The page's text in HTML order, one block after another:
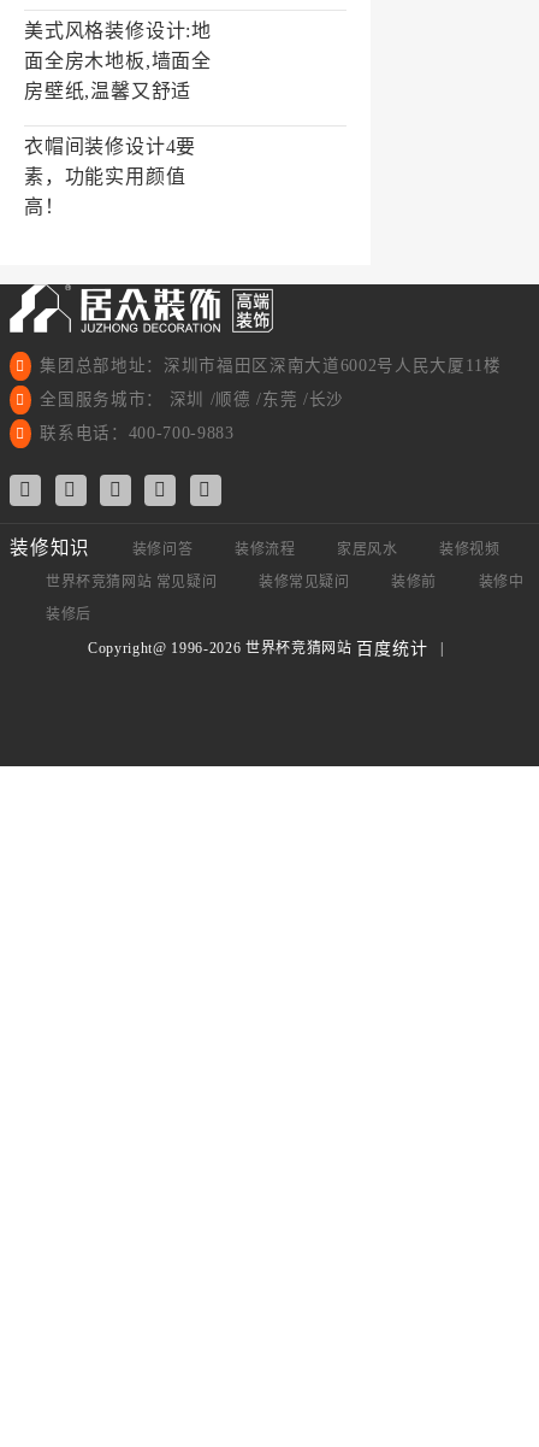
美式风格装修设计:地
面全房木地板,墙面全
房壁纸,温馨又舒适
衣帽间装修设计4要
素，功能实用颜值
高！
集团总部地址：深圳市福田区深南大道6002号人民大厦11楼
全国服务城市： 深圳 /顺德 /东莞 /长沙
联系电话：400-700-9883
装修知识 装修问答 装修流程 家居风水
装修视频
世界杯竞猜网站 常见疑问
装修常见疑问 装修前
装修中
装修后
Copyright@ 1996-2026 世界杯竞猜网站 百度统计